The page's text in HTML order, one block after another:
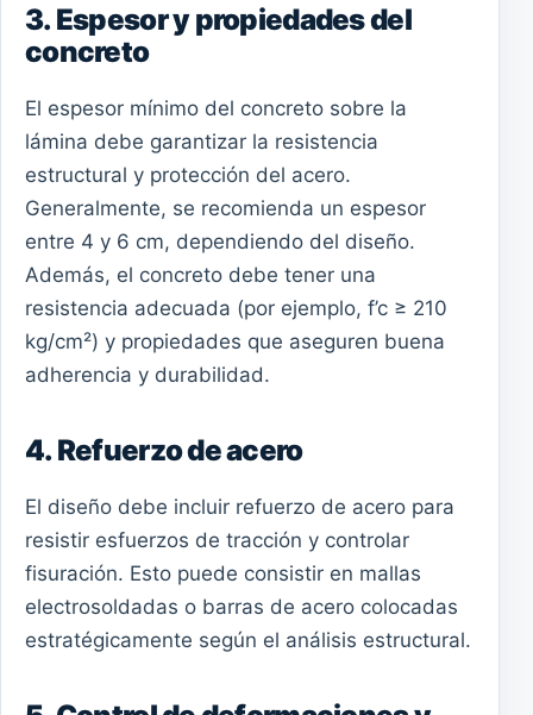
3. Espesor y propiedades del
concreto
El espesor mínimo del concreto sobre la
lámina debe garantizar la resistencia
estructural y protección del acero.
Generalmente, se recomienda un espesor
entre 4 y 6 cm, dependiendo del diseño.
Además, el concreto debe tener una
resistencia adecuada (por ejemplo, f’c ≥ 210
kg/cm²) y propiedades que aseguren buena
adherencia y durabilidad.
4. Refuerzo de acero
El diseño debe incluir refuerzo de acero para
resistir esfuerzos de tracción y controlar
fisuración. Esto puede consistir en mallas
electrosoldadas o barras de acero colocadas
estratégicamente según el análisis estructural.